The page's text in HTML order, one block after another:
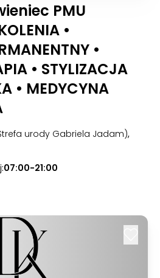
PMU
•
•
• STYLIZACJA
• MEDYCYNA
urody Gabriela Jadam),
07:00-21:00